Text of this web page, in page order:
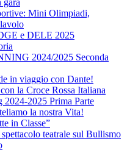
gara
Mini Olimpiadi,
e DELE 2025
2024/2025 Seconda
in viaggio con Dante!
la Croce Rossa Italiana
2025 Prima Parte
la nostra Vita!
in Classe”
teatrale sul Bullismo